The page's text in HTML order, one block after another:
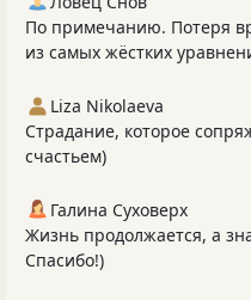
По примечанию. Потеря
из самых жёстких
Liza Nikolaeva
Страдание, которое
счастьем)
Галина Суховерх
Жизнь продолжается, а
Спасибо!)